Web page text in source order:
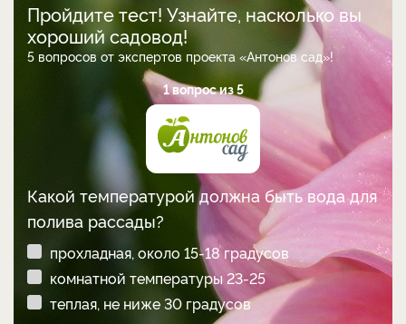
Пройдите тест! Узнайте, насколько вы
хороший садовод!
5 вопросов от экспертов проекта «Антонов сад»!
1 вопрос из 5
Какой температурой должна быть вода для
полива рассады?
прохладная, около 15-18 градусов
комнатной температуры 23-25
теплая, не ниже 30 градусов